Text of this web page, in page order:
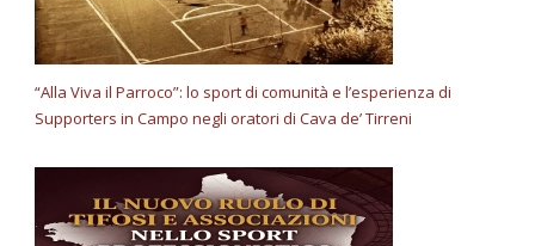
“Alla Viva il Parroco”: lo sport di comunità e l’esperienza di
Supporters in Campo negli oratori di Cava de’ Tirreni